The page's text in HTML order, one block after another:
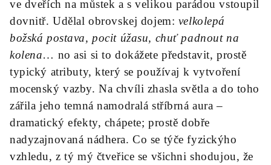
ve dveřích na můstek a s velikou parádou vstoupil
dovnitř. Udělal obrovskej dojem: velkolepá
božská postava, pocit úžasu, chuť padnout na
kolena… no asi si to dokážete představit, prostě
typický atributy, který se používaj k vytvoření
mocenský vazby. Na chvíli zhasla světla a do toho
zářila jeho temná namodralá stříbrná aura –
dramatický efekty, chápete; prostě dobře
nadyzajnovaná nádhera. Co se týče fyzickýho
vzhledu, z tý mý čtveřice se všichni shodujou, že